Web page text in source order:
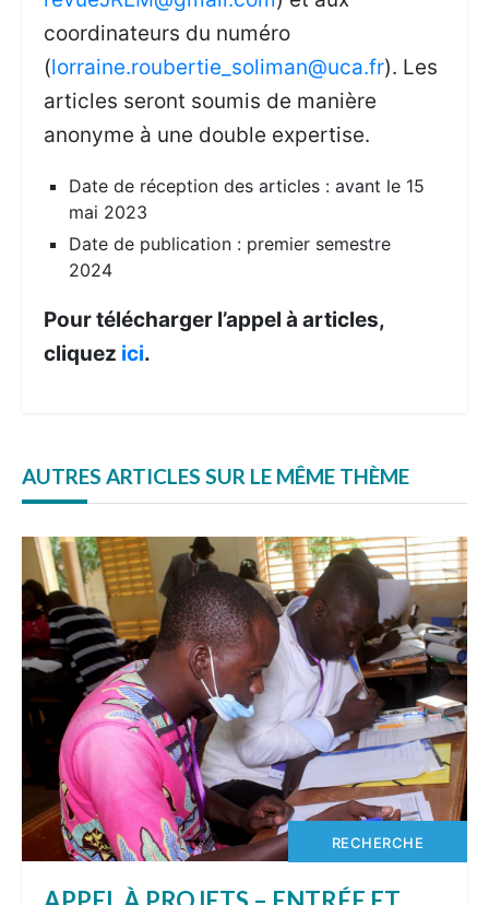
coordinateurs du numéro
(lorraine.roubertie_soliman@uca.fr). Les
articles seront soumis de manière
anonyme à une double expertise.
Date de réception des articles : avant le 15
mai 2023
Date de publication : premier semestre
2024
Pour télécharger l’appel à articles,
cliquez ici.
AUTRES ARTICLES SUR LE MÊME THÈME
RECHERCHE